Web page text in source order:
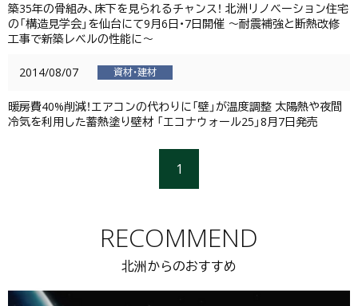
築35年の骨組み、床下を見られるチャンス！ 北洲リノベーション住宅
の「構造見学会」を仙台にて9月6日・7日開催 ～耐震補強と断熱改修
工事で新築レベルの性能に～
2014/08/07 資材・建材
暖房費40%削減！エアコンの代わりに「壁」が温度調整 太陽熱や夜間
冷気を利用した蓄熱塗り壁材 「エコナウォール25」8月7日発売
1
RECOMMEND
北洲からのおすすめ